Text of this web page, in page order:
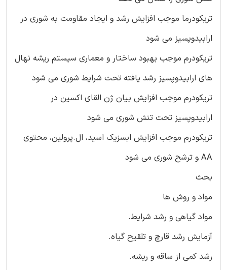
تریکودرما موجب افزایش رشد و ایجاد مقاومت به شوری در
ارابیدوپسیز می شود
تریکودرم موجب بهبود ساختار و معماری سیستم ریشه نهال
های ارابیدوپسیز رشد یافته تحت شرایط شوری می شود
تریکودرم موجب افزایش بیان ژن القای اکسین در
ارابیدوپسیز تحت تنش شوری می شود
تریکودرم موجب افزایش ابسزیک اسید، ال.پرولین، محتوی
AA و ترشح شوری می شود
بحث
مواد و روش ها
مواد گیاهی و رشد شرایط.
آزمایش رشد قارچ و تلقیح گیاه.
رشد کمی از ساقه و ریشه.